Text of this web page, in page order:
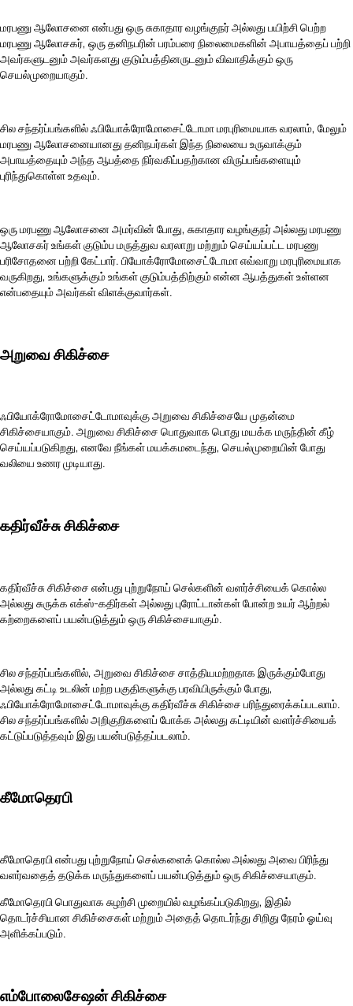
மரபணு ஆலோசனை என்பது ஒரு சுகாதார வழங்குநர் அல்லது பயிற்சி பெற்ற
மரபணு ஆலோசகர், ஒரு தனிநபரின் பரம்பரை நிலைமைகளின் அபாயத்தைப் பற்றி
அவர்களுடனும் அவர்களது குடும்பத்தினருடனும் விவாதிக்கும் ஒரு
செயல்முறையாகும்.
சில சந்தர்ப்பங்களில் ஃபியோக்ரோமோசைட்டோமா மரபுரிமையாக வரலாம், மேலும்
மரபணு ஆலோசனையானது தனிநபர்கள் இந்த நிலையை உருவாக்கும்
அபாயத்தையும் அந்த ஆபத்தை நிர்வகிப்பதற்கான விருப்பங்களையும்
புரிந்துகொள்ள உதவும்.
ஒரு மரபணு ஆலோசனை அமர்வின் போது, ​​சுகாதார வழங்குநர் அல்லது மரபணு
ஆலோசகர் உங்கள் குடும்ப மருத்துவ வரலாறு மற்றும் செய்யப்பட்ட மரபணு
பரிசோதனை பற்றி கேட்பார். பியோக்ரோமோசைட்டோமா எவ்வாறு மரபுரிமையாக
வருகிறது, உங்களுக்கும் உங்கள் குடும்பத்திற்கும் என்ன ஆபத்துகள் உள்ளன
என்பதையும் அவர்கள் விளக்குவார்கள்.
அறுவை சிகிச்சை
ஃபியோக்ரோமோசைட்டோமாவுக்கு அறுவை சிகிச்சையே முதன்மை
சிகிச்சையாகும். அறுவை சிகிச்சை பொதுவாக பொது மயக்க மருந்தின் கீழ்
செய்யப்படுகிறது, எனவே நீங்கள் மயக்கமடைந்து, செயல்முறையின் போது
வலியை உணர முடியாது.
கதிர்வீச்சு சிகிச்சை
கதிர்வீச்சு சிகிச்சை என்பது புற்றுநோய் செல்களின் வளர்ச்சியைக் கொல்ல
அல்லது சுருக்க எக்ஸ்-கதிர்கள் அல்லது புரோட்டான்கள் போன்ற உயர் ஆற்றல்
கற்றைகளைப் பயன்படுத்தும் ஒரு சிகிச்சையாகும்.
சில சந்தர்ப்பங்களில், அறுவை சிகிச்சை சாத்தியமற்றதாக இருக்கும்போது
அல்லது கட்டி உடலின் மற்ற பகுதிகளுக்கு பரவியிருக்கும் போது, ​​
ஃபியோக்ரோமோசைட்டோமாவுக்கு கதிர்வீச்சு சிகிச்சை பரிந்துரைக்கப்படலாம்.
சில சந்தர்ப்பங்களில் அறிகுறிகளைப் போக்க அல்லது கட்டியின் வளர்ச்சியைக்
கட்டுப்படுத்தவும் இது பயன்படுத்தப்படலாம்.
கீமோதெரபி
கீமோதெரபி என்பது புற்றுநோய் செல்களைக் கொல்ல அல்லது அவை பிரிந்து
வளர்வதைத் தடுக்க மருந்துகளைப் பயன்படுத்தும் ஒரு சிகிச்சையாகும்.
கீமோதெரபி பொதுவாக சுழற்சி முறையில் வழங்கப்படுகிறது, இதில்
தொடர்ச்சியான சிகிச்சைகள் மற்றும் அதைத் தொடர்ந்து சிறிது நேரம் ஓய்வு
அளிக்கப்படும்.
எம்போலைசேஷன் சிகிச்சை